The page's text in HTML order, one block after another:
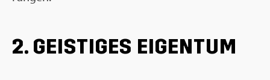
2. GEIS­TI­GES EI­GEN­TUM